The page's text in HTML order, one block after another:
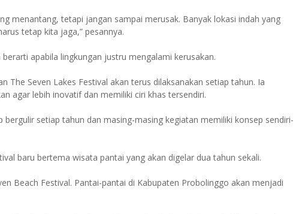
menantang, tetapi jangan sampai merusak. Banyak lokasi indah yang
tetap kita jaga,” pesannya.
apabila lingkungan justru mengalami kerusakan.
The Seven Lakes Festival akan terus dilaksanakan setiap tahun. Ia
agar lebih inovatif dan memiliki ciri khas tersendiri.
bergulir setiap tahun dan masing-masing kegiatan memiliki konsep sendiri-
baru bertema wisata pantai yang akan digelar dua tahun sekali.
Beach Festival. Pantai-pantai di Kabupaten Probolinggo akan menjadi